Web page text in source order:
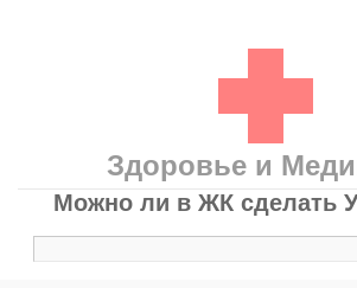
Здоровье и
Можно ли в ЖК сделать